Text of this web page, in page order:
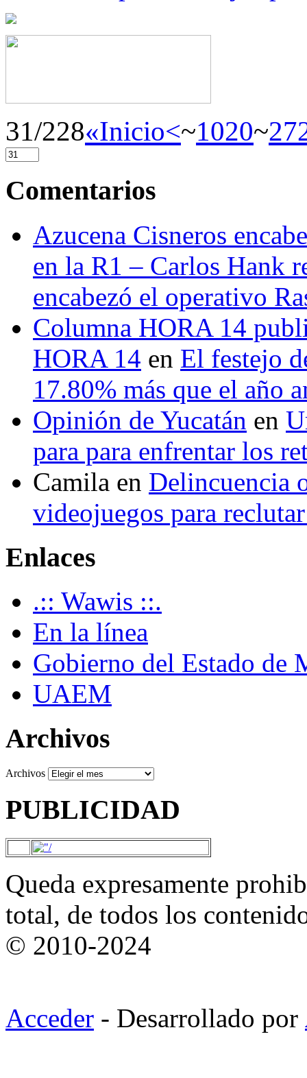
31/228«Inicio<~1020~27
Comentarios
Azucena Cisneros
en la R1 – Carlos Hank
encabezó el operativo
Columna HORA 14
HORA 14 en El festejo
17.80% más que el año
Opinión de Yucatán en
para para enfrentar los
Camila en Delincuencia
videojuegos para
Enlaces
.:: Wawis ::.
En la línea
Gobierno del Estado de
UAEM
Archivos
Archivos
PUBLICIDAD
Queda expresamente
total, de todos los
© 2010-2024
Acceder - Desarrollado por